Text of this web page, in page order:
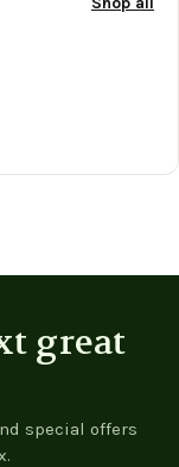
great
special offers